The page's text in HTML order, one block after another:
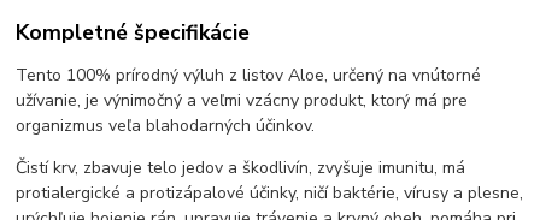
Kompletné špecifikácie
Tento 100% prírodný výluh z listov Aloe, určený na vnútorné
užívanie, je výnimočný a veľmi vzácny produkt, ktorý má pre
organizmus veľa blahodarných účinkov.
Čistí krv, zbavuje telo jedov a škodlivín, zvyšuje imunitu, má
protialergické a protizápalové účinky, ničí baktérie, vírusy a plesne,